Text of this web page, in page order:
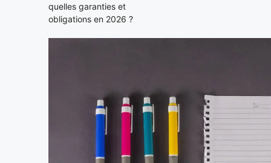
quelles garanties et
obligations en 2026 ?